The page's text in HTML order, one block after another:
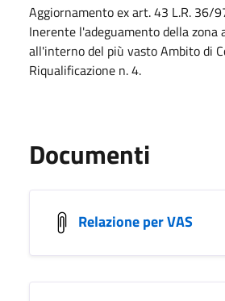
Aggiornamento ex art. 43 L.R. 36/
Inerente l'adeguamento della zona
all'interno del più vasto Ambito di
Riqualificazione n. 4.
Documenti
Relazione per VAS